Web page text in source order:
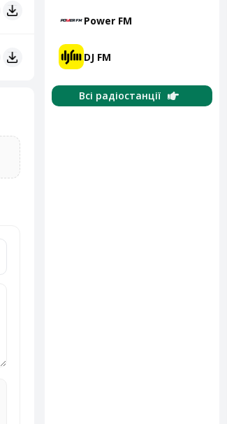
Power FM
DJ FM
Всі радіостанції